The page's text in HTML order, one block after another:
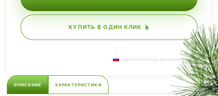
КУПИТЬ В ОДИН КЛИК
Сделано в России, выращиваем сами.
ОПИСАНИЕ ХАРАКТЕРИСТИКИ